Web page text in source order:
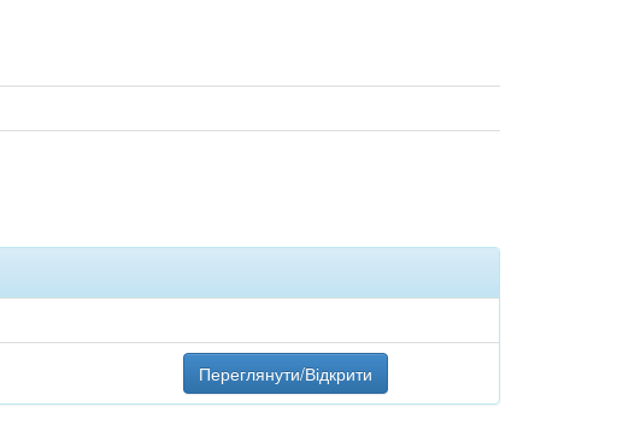
Переглянути/Відкрити